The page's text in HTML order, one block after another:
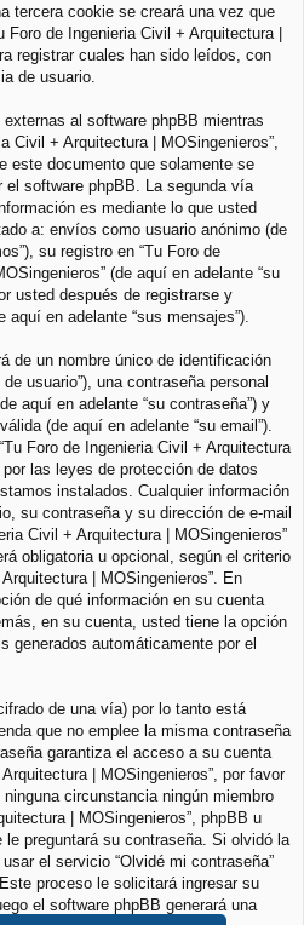
tercera cookie se creará una vez que
Foro de Ingenieria Civil + Arquitectura |
registrar cuales han sido leídos, con
de usuario.
al software phpBB mientras
Civil + Arquitectura | MOSingenieros”,
este documento que solamente se
el software phpBB. La segunda vía
es mediante lo que usted
a: envíos como usuario anónimo (de
su registro en “Tu Foro de
(de aquí en adelante “su
usted después de registrarse y
en adelante “sus mensajes”).
de un nombre único de identificación
usuario”), una contraseña personal
aquí en adelante “su contraseña”) y
(de aquí en adelante “su email”).
Foro de Ingenieria Civil + Arquitectura
las leyes de protección de datos
instalados. Cualquier información
su contraseña y su dirección de e-mail
Civil + Arquitectura | MOSingenieros”
obligatoria u opcional, según el criterio
| MOSingenieros”. En
de qué información en su cuenta
en su cuenta, usted tiene la opción
generados automáticamente por el
de una vía) por lo tanto está
que no emplee la misma contraseña
garantiza el acceso a su cuenta
| MOSingenieros”, por favor
circunstancia ningún miembro
| MOSingenieros”, phpBB u
preguntará su contraseña. Si olvidó la
el servicio “Olvidé mi contraseña”
proceso le solicitará ingresar su
el software phpBB generará una